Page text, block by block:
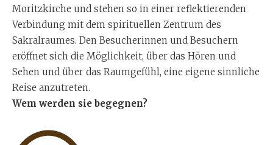
Moritzkirche und stehen so in einer reflektierenden
Verbindung mit dem spirituellen Zentrum des
Sakralraumes. Den Besucherinnen und Besuchern
eröffnet sich die Möglichkeit, über das Hören und
Sehen und über das Raumgefühl, eine eigene sinnliche
Reise anzutreten.
Wem werden sie begegnen?